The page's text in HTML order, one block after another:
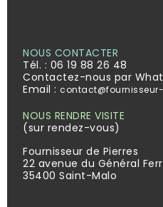
NOUS CONTACTER
Tél. : 06 19 88 26 48
Contactez-nous par
Email :
NOUS RENDRE VISITE
(sur rendez-vous)
Fournisseur de Pierres
22 avenue du Général
35400 Saint-Malo